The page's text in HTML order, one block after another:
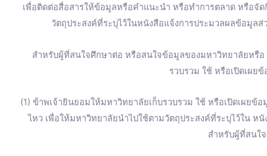
เพื่อติดต่อสื่อสารให้ข้อมูลหรือคำแนะนำ หรือทำการตลาด หรือจั
วัตถุประสงค์ที่ระบุไว้ในหนังสือแจ้งการประมวลผลข้อมูล
สำหรับผู้ที่สนใจศึกษาต่อ หรือสนใจข้อมูลของมหาวิทยาลัยหรื
รวบรวม ใช้ หรือเปิดเผย
(1) ข้าพเจ้ายินยอมให้มหาวิทยาลัยเก็บรวบรวม ใช้ หรือเปิดเผย
ไหว เพื่อให้มหาวิทยาลัยนำไปใช้ตามวัตถุประสงค์ที่ระบุไว้ใน
สำหรับผู้ที่สนใ